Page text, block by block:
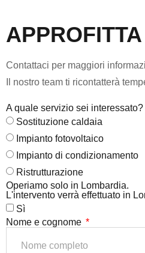
Contattaci per maggiori
Il nostro team ti ricontatterà
A quale servizio sei interessato?
Sostituzione caldaia
Impianto fotovoltaico
Impianto di condizionamento
Ristrutturazione
Operiamo solo in Lombardia.
L'intervento verrà effettuato in
Sì
Nome e cognome